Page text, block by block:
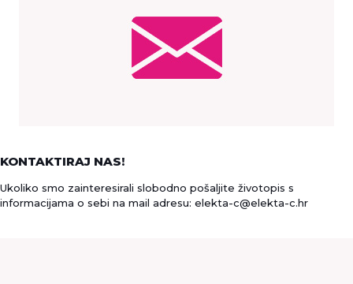
KONTAKTIRAJ NAS!
Ukoliko smo zainteresirali slobodno pošaljite životopis s
informacijama o sebi na mail adresu: elekta-c@elekta-c.hr